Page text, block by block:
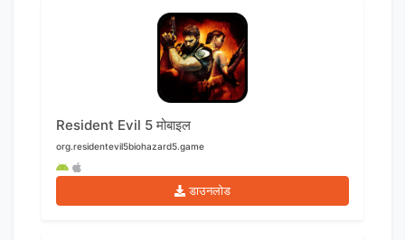
Resident Evil 5 मोबाइल
org.residentevil5biohazard5.game
डाउनलोड